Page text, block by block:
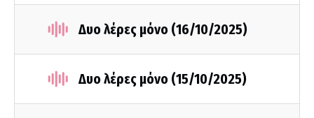
Δυο λέρες μόνο (16/10/2025)
Δυο λέρες μόνο (15/10/2025)